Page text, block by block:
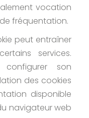
vocation
fréquentation.
peut entraîner
services.
configurer son
des cookies
disponible
navigateur web